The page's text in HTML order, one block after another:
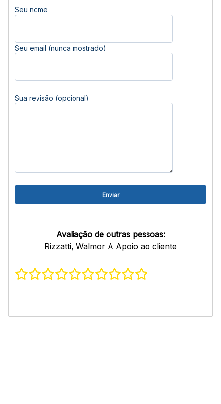
Seu nome
Seu email (nunca mostrado)
Sua revisão (opcional)
Avaliação de outras pessoas:
Rizzatti, Walmor A Apoio ao cliente